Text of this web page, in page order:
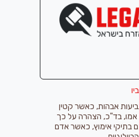
אבהות, כאשר קטין
בד"כ, הצהרה על כך
בתיקי אימוץ, כאשר אדם